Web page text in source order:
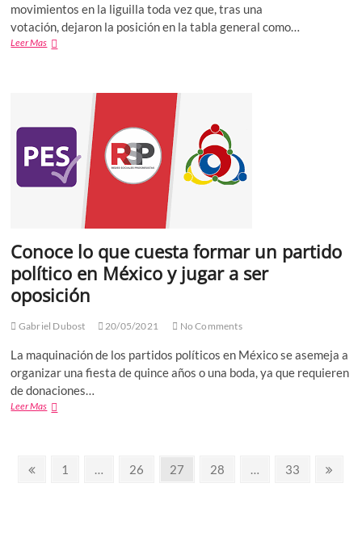
movimientos en la liguilla toda vez que, tras una
votación, dejaron la posición en la tabla general como…
Leer MasA
ya
contará
el
gol
de
desempate
en
la
Mx
Conoce lo que cuesta formar un partido
político en México y jugar a ser
oposición
Gabriel Dubost 20/05/2021 No Comments
La maquinación de los partidos políticos en México se asemeja a
organizar una fiesta de quince años o una boda, ya que requieren
de donaciones…
Leer MasConoce
formar
Paginación
Previous
Page
1 … Page
26 Page
27 Page
28 … Page
33